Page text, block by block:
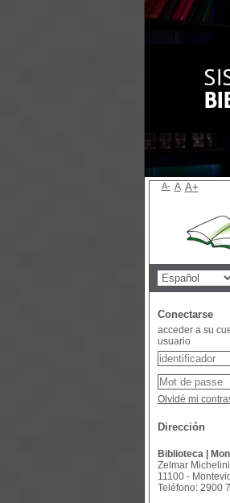
A- A A+
Conectarse
acceder a su
usuario
Olvidé mi
Dirección
Biblioteca |
Zelmar
11100 -
Teléfono: 2900